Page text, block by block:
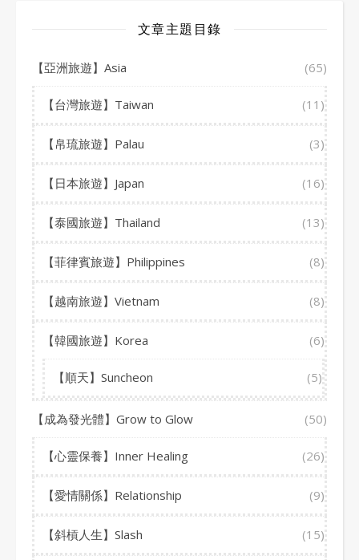
文章主題目錄
【亞洲旅遊】Asia (65)
【台灣旅遊】Taiwan (11)
【帛琉旅遊】Palau (3)
【日本旅遊】Japan (16)
【泰國旅遊】Thailand (13)
【菲律賓旅遊】Philippines (8)
【越南旅遊】Vietnam (8)
【韓國旅遊】Korea (6)
【順天】Suncheon (5)
【成為發光體】Grow to Glow (50)
【心靈保養】Inner Healing (26)
【愛情關係】Relationship (9)
【斜槓人生】Slash (15)